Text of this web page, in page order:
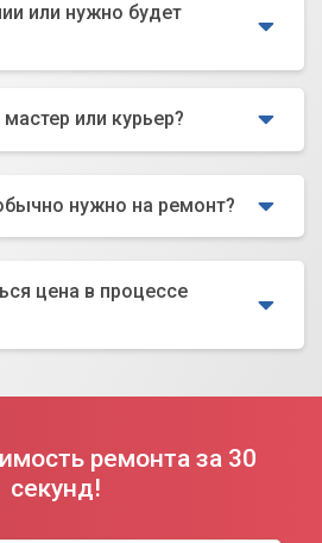
или нужно будет
или курьер?
нужно на ремонт?
цена в процессе
ремонта за 30
секунд!